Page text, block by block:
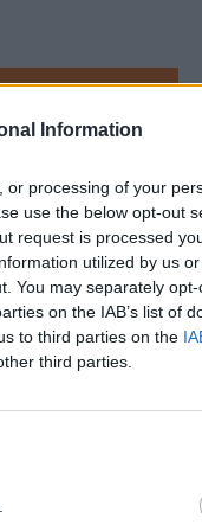
Information
or processing of your
use the below opt-out
request is processed
utilized by us
You may separately
on the IAB’s list of
to third parties on the
third parties.
o
się w
a